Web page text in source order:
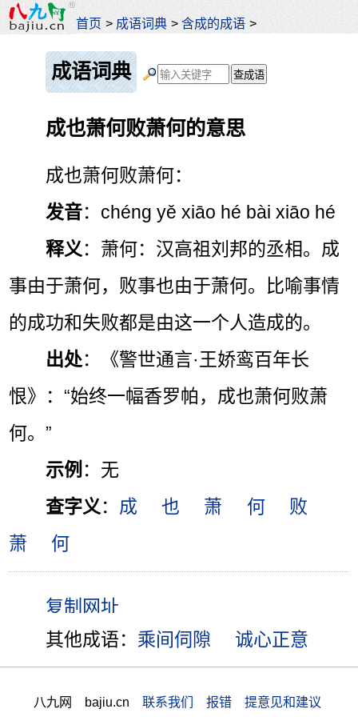
首页 > 成语词典 >含成的成语 >
成语词典
成也萧何败萧何的意思
成也萧何败萧何：
发音：chéng yě xiāo hé bài xiāo hé
释义 ：萧何：汉高祖刘邦的丞相。成
事由于萧何，败事也由于萧何。比喻事情
的成功和失败都是由这一个人造成的。
出处：《警世通言·王娇鸾百年长
恨》：“始终一幅香罗帕，成也萧何败萧
何。”
示例 ：无
查字义 ： 成 也 萧 何
败
萧
何
其他成语： 乘间伺隙 诚心正意
八九网 bajiu.cn 联系我们 报错 提意见和建议